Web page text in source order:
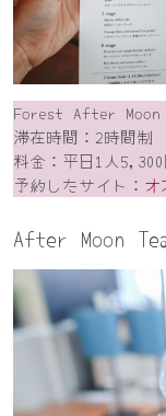
Forest After Moon
滞在時間：2時間制
料金：平日1人
予約したサイト： オ
After Moon